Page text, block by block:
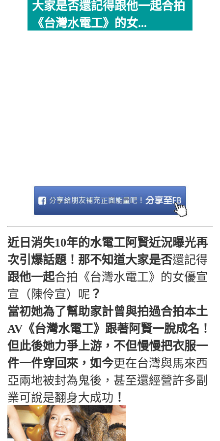
大家是否還記得跟他一起合拍
《台灣水電工》的女...
近日消失10年的水電工阿賢近況曝光再
次引爆話題！那不知道大家是否還記得
跟他一起合拍《台灣水電工》的女優宣
宣（陳伶宣）呢 ？
當初她為了幫助家計曾與拍過合拍本土
AV《台灣水電工》跟著阿賢一脫成名！
但此後她力爭上游，不但慢慢把衣服一
件一件穿回來，如今更在台灣與馬來西
亞兩地被封為鬼後，甚至還經營許多副
業可說是翻身大成功 ！